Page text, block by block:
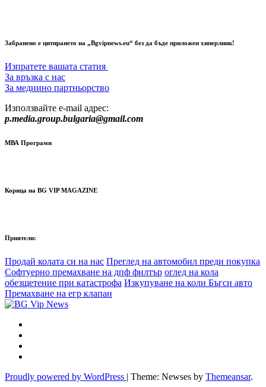
Забранено е цитирането на „Bgvipnews.eu“ без да бъде приложен хиперлинк!
Изпратете вашата статия
За връзка с нас
За медиино партньорство
Използвайте e-mail адрес:
p.media.group.bulgaria@gmail.com
МВА Програми
Корица на BG VIP MAGAZINE
Приятели:
Продай колата си на нас Преглед на автомобил преди покупка
Софтуерно премахване на дпф филтър оглед на кола
обезщетение при катастрофа Изкупуване на коли Бъгси авто
Премахване на егр клапан
Proudly powered by WordPress | Theme: Newses by Themeansar.